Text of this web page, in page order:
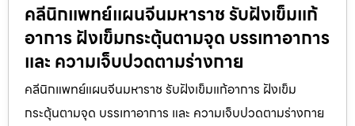
คลีนิกแพทย์แผนจีนมหาราช รับฝังเข็มแก้
อาการ ฝังเข็มกระตุ้นตามจุด บรรเทาอาการ
และ ความเจ็บปวดตามร่างกาย
คลีนิกแพทย์แผนจีนมหาราช รับฝังเข็มแก้อาการ ฝังเข็ม
กระตุ้นตามจุด บรรเทาอาการ และ ความเจ็บปวดตามร่างกาย